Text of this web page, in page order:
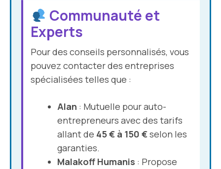
Communauté et
Experts
Pour des conseils personnalisés, vous
pouvez contacter des entreprises
spécialisées telles que :
Alan : Mutuelle pour auto-
entrepreneurs avec des tarifs
allant de 45 € à 150 €selon les
garanties.
Malakoff Humanis : Propose